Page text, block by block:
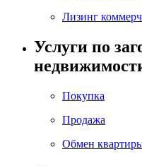
Лизинг
Услуги по
Покупка
Продажа
Обмен